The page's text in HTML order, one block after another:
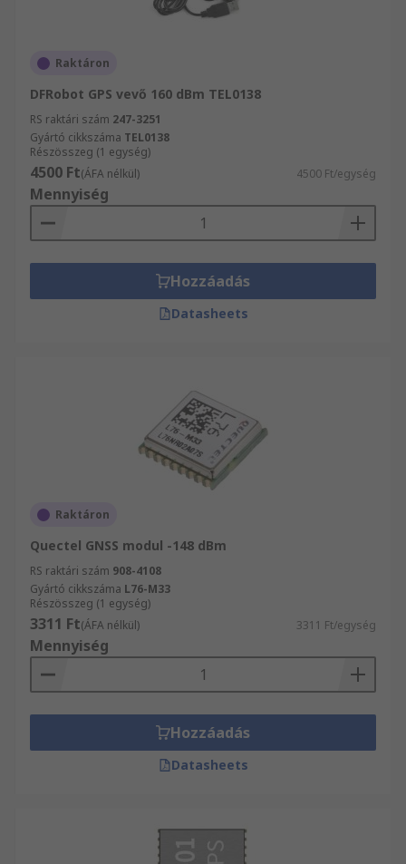
Raktáron
DFRobot GPS vevő 160 dBm TEL0138
RS raktári szám 247-3251
Gyártó cikkszáma TEL0138
Részösszeg (1 egység)
4500 Ft(ÁFA nélkül) 4500 Ft/egység
Mennyiség
Hozzáadás
Datasheets
Raktáron
Quectel GNSS modul -148 dBm
RS raktári szám 908-4108
Gyártó cikkszáma L76-M33
Részösszeg (1 egység)
3311 Ft(ÁFA nélkül) 3311 Ft/egység
Mennyiség
Hozzáadás
Datasheets